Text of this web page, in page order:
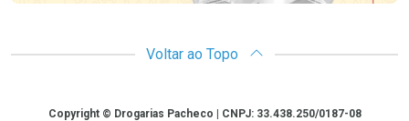
Voltar ao Topo
CopyrightCopyright © Drogarias Pacheco | CNPJ: 33.438.250/0187-08